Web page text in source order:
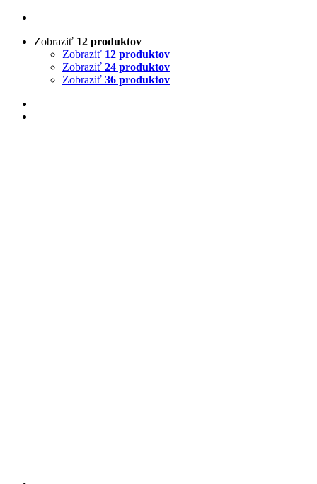
Zobraziť 12 produktov
Zobraziť 12 produktov
Zobraziť 24 produktov
Zobraziť 36 produktov